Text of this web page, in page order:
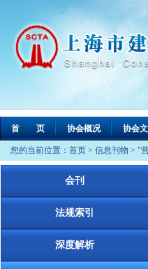
首 页 协会概况 协会
您的当前位置： 首页 > 信息刊物 > "
会刊
法规索引
深度解析